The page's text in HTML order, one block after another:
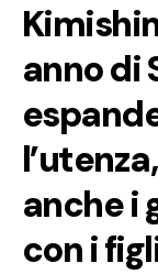
anno di
anche i
con i